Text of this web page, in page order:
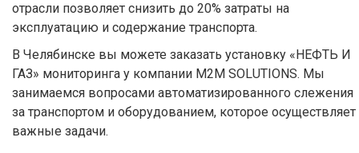
отрасли позволяет снизить до 20% затраты на
эксплуатацию и содержание транспорта.
В Челябинске вы можете заказать установку «НЕФТЬ И
ГАЗ» мониторинга у компании M2M SOLUTIONS. Мы
занимаемся вопросами автоматизированного слежения
за транспортом и оборудованием, которое осуществляет
важные задачи.